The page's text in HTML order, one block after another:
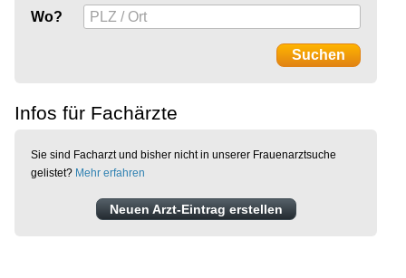
Wo?
Infos für Fachärzte
Sie sind Facharzt und bisher nicht in unserer Frauenarztsuche
gelistet? Mehr erfahren
Neuen Arzt-Eintrag erstellen